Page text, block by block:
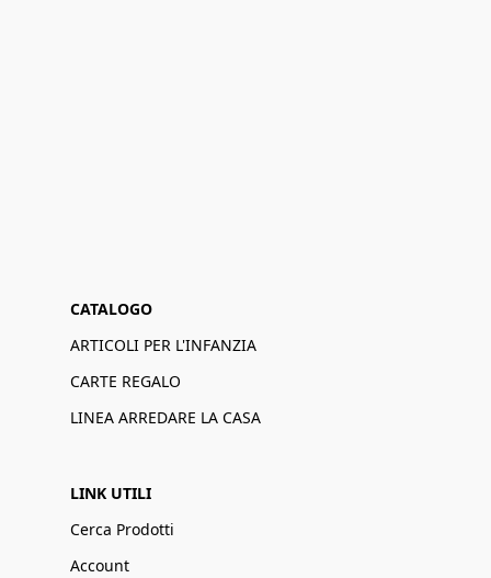
CATALOGO
ARTICOLI PER L'INFANZIA
CARTE REGALO
LINEA ARREDARE LA CASA
LINK UTILI
Cerca Prodotti
Account